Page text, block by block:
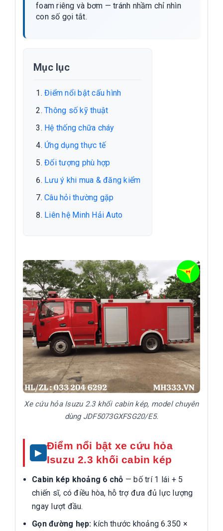
foam riêng và bơm — tránh nhầm chỉ nhìn
con số gọi tắt.
Mục lục
Điểm nổi bật cấu hình
Thông số kỹ thuật
Hệ thống chữa cháy
Ứng dụng thực tế
Đối tượng phù hợp
Lưu ý khi mua & đăng kiểm
Câu hỏi thường gặp
Liên hệ Minh Hải Auto
Xe cứu hỏa Isuzu 2.3 khối cabin kép, model chuyên
dùng JDF5073GXFSG20/E5.
Điểm nổi bật xe cứu hỏa
Isuzu 2.3 khối cabin kép
Cabin kép khoảng 6 chỗ — bố trí 1 lái + 5
chiến sĩ, có điều hòa, hỗ trợ đưa đủ lực lượng
ngay lượt đầu.
Gọn đường hẹp: kích thước khoảng 6.350 ×